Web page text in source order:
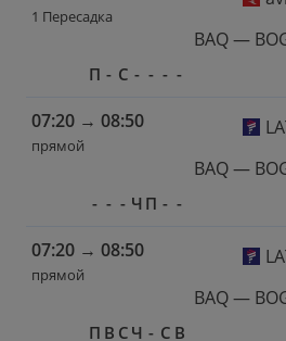
1 Пересадка
BAQ —
П - С - - - -
07:20 → 08:50
прямой
BAQ —
- - - Ч П - -
07:20 → 08:50
прямой
BAQ —
П В С Ч - С В